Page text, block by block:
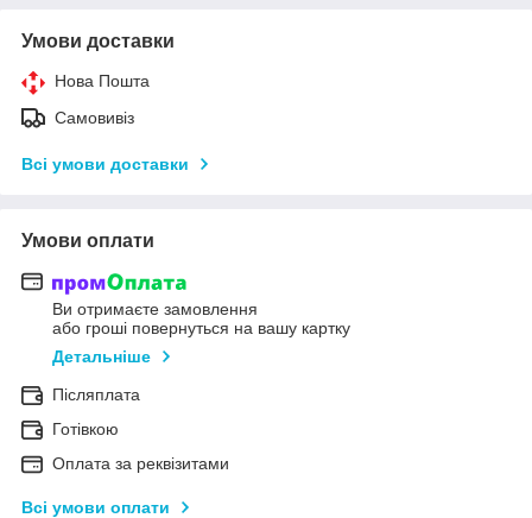
Умови доставки
Нова Пошта
Самовивіз
Всі умови доставки
Умови оплати
Ви отримаєте замовлення
або гроші повернуться на вашу картку
Детальніше
Післяплата
Готівкою
Оплата за реквізитами
Всі умови оплати